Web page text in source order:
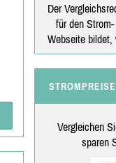
Der
für den
Webseite bildet,
Vergleichen
sparen